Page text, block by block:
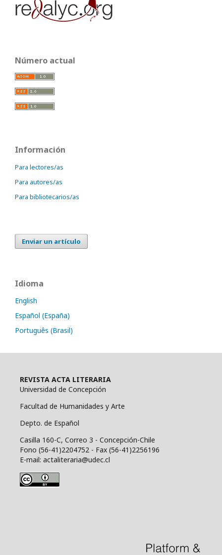
Número actual
Información
Para lectores/as
Para autores/as
Para bibliotecarios/as
Enviar un artículo
Idioma
English
Español (España)
Português (Brasil)
REVISTA ACTA LITERARIA
Universidad de Concepción
Facultad de Humanidades y Arte
Depto. de Español
Casilla 160-C, Correo 3 - Concepción-Chile
Fono (56-41)2204752 - Fax (56-41)2256196
E-mail: actaliteraria@udec.cl